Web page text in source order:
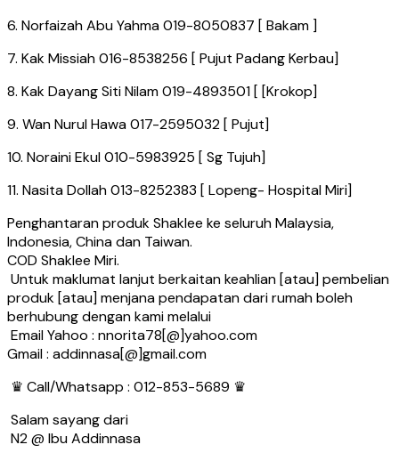
6. Norfaizah Abu Yahma 019-8050837 [ Bakam ]
7. Kak Missiah 016-8538256 [ Pujut Padang Kerbau]
8. Kak Dayang Siti Nilam 019-4893501 [ [Krokop]
9. Wan Nurul Hawa 017-2595032 [ Pujut]
10. Noraini Ekul 010-5983925 [ Sg Tujuh]
11. Nasita Dollah 013-8252383 [ Lopeng- Hospital Miri]
Penghantaran produk Shaklee ke seluruh Malaysia,
Indonesia, China dan Taiwan.
COD Shaklee Miri.
Untuk maklumat lanjut berkaitan keahlian [atau] pembelian
produk [atau] menjana pendapatan dari rumah boleh
berhubung dengan kami melalui
Email Yahoo : nnorita78[@]yahoo.com
Gmail : addinnasa[@]gmail.com
♛ Call/Whatsapp : 012-853-5689 ♛
Salam sayang dari
N2 @ Ibu Addinnasa